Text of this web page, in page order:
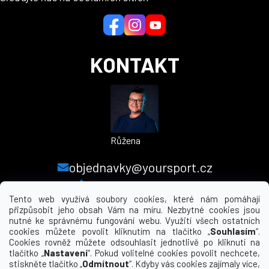
Tento web využívá soubory cookies, které nám pomáhají
přizpůsobit jeho obsah Vám na míru. Nezbytné cookies jsou
nutné ke správnému fungování webu. Využití všech ostatních
cookies můžete povolit kliknutím na tlačítko „Souhlasím“.
Cookies rovněž můžete odsouhlasit jednotlivě po kliknutí na
tlačítko „Nastavení“. Pokud volitelné cookies povolit nechcete,
stiskněte tlačítko „Odmítnout“. Kdyby vás cookies zajímaly více,
KONTAKT
Růžena
objednavky@yoursport.cz
+420 224 250 000
MENU
INFORMACE PRO VÁS